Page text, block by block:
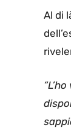
Al di